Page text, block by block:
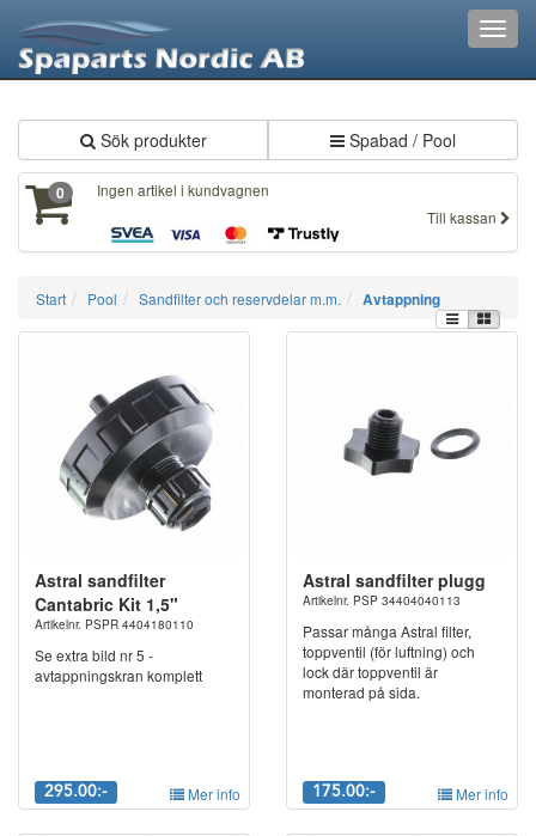
Sök produkter Spabad / Pool
0
Ingen artikel i kundvagnen
Till kassan
Start Pool Sandfilter och reservdelar m.m. Avtappning
Astral sandfilter
Cantabric Kit 1,5"
Artikelnr. PSPR 4404180110
Se extra bild nr 5 -
avtappningskran komplett
295.00:- Mer info
Astral sandfilter plugg
Artikelnr. PSP 34404040113
Passar många Astral filter,
toppventil (för luftning) och
lock där toppventil är
monterad på sida.
175.00:- Mer info